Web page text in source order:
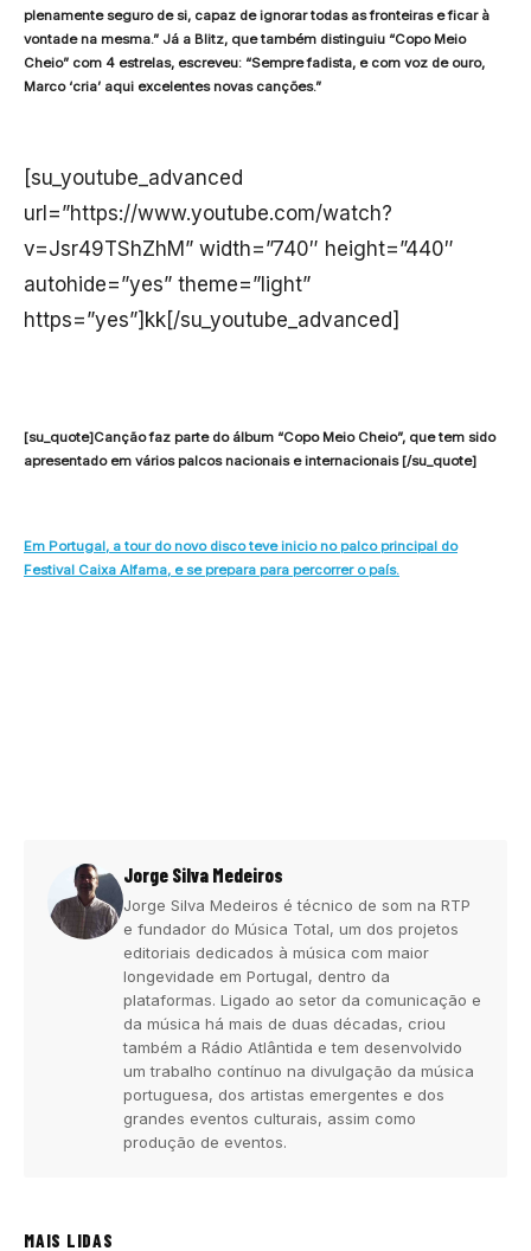
plenamente seguro de si, capaz de ignorar todas as fronteiras e ficar à
vontade na mesma.” Já a Blitz, que também distinguiu “Copo Meio
Cheio” com 4 estrelas, escreveu: “Sempre fadista, e com voz de ouro,
Marco ‘cria’ aqui excelentes novas canções.”
[su_youtube_advanced
url=”https://www.youtube.com/watch?
v=Jsr49TShZhM” width=”740″ height=”440″
autohide=”yes” theme=”light”
https=”yes”]kk[/su_youtube_advanced]
[su_quote]Canção faz parte do álbum “Copo Meio Cheio”, que tem sido
apresentado em vários palcos nacionais e internacionais [/su_quote]
Em Portugal, a tour do novo disco teve inicio no palco principal do
Festival Caixa Alfama, e se prepara para percorrer o país.
Jorge Silva Medeiros
Jorge Silva Medeiros é técnico de som na RTP
e fundador do Música Total, um dos projetos
editoriais dedicados à música com maior
longevidade em Portugal, dentro da
plataformas. Ligado ao setor da comunicação e
da música há mais de duas décadas, criou
também a Rádio Atlântida e tem desenvolvido
um trabalho contínuo na divulgação da música
portuguesa, dos artistas emergentes e dos
grandes eventos culturais, assim como
produção de eventos.
MAIS LIDAS